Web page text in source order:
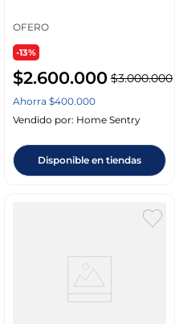
OFERO
-13%
$2.600.000 $3.000.000
Ahorra $400.000
Vendido por: Home Sentry
Disponible en tiendas